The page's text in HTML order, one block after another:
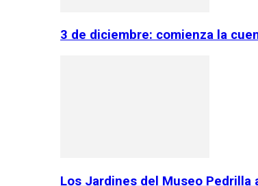
3 de diciembre: comienza la
Los Jardines del Museo Pedrilla